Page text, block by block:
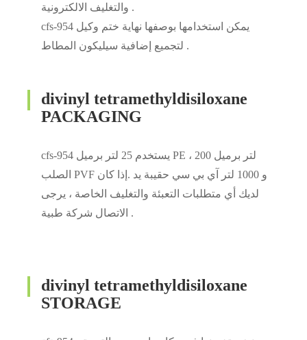
والتغليف الالكترونية .
cfs-954 يمكن استخدامها بوصفها نهاية ختم وكيل
لتجميع إضافية سيليكون المطاط .
divinyl tetramethyldisiloxane
PACKAGING
cfs-954 يستخدم 25 لتر برميل PE ، 200 لتر برميل
الصلب PVF و 1000 لتر آي بي سي حقيبة يد .إذا كان
لديك أي متطلبات التعبئة والتغليف الخاصة ، يرجى
الاتصال شركة طبية .
divinyl tetramethyldisiloxane
STORAGE